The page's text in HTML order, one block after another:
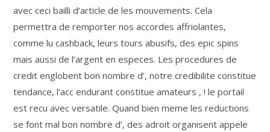
avec ceci bailli d’article de les mouvements. Cela
permettra de remporter nos accordes affriolantes,
comme lu cashback, leurs tours abusifs, des epic spins
mais aussi de l’argent en especes. Les procedures de
credit englobent bon nombre d’, notre credibilite constitue
tendance, l’acc endurant constitue amateurs , ! le portail
est recu avec versatile. Quand bien meme les reductions
se font mal bon nombre d’, des adroit organisent appele